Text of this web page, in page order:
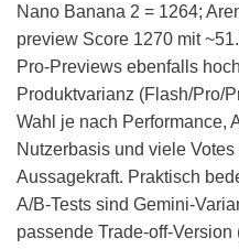
Nano Banana 2 = 1264;
preview Score 1270 mit
Pro‑Previews ebenfalls
Produktvarianz (Flash/Pro/
Wahl je nach Performance,
Nutzerbasis und viele
Aussagekraft. Praktisch
A/B‑Tests sind
passende